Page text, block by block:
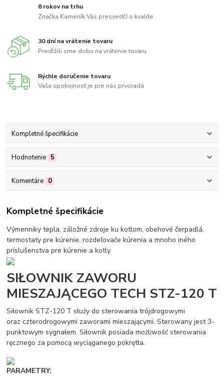
8 rokov na trhu
Značka Kameník Vás presvedčí o kvalite
30 dní na vrátenie tovaru
Predĺžili sme dobu na vrátenie tovaru
Rýchle doručenie tovaru
Vaša spokojnosť je pre nás prvoradá
Kompletné špecifikácie
Hodnotenie 5
Komentáre 0
Kompletné špecifikácie
Výmenniky tepla, záložné zdroje ku kotlom, obehové čerpadlá,
termostaty pre kúrenie, rozdeľovače kúrenia a mnoho iného
príslušenstva pre kúrenie a kotly.
SIŁOWNIK ZAWORU
MIESZAJĄCEGO TECH STZ-120 T
Siłownik STZ-120 T służy do sterowania trójdrogowymi
oraz czterodrogowymi zaworami mieszającymi. Sterowany jest 3-
punktowym sygnałem. Siłownik posiada możliwość sterowania
ręcznego za pomocą wyciąganego pokrętła.
PARAMETRY: